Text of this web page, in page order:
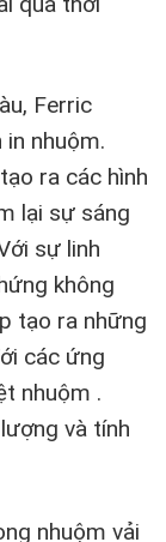
Ferric
nhuộm.
ra các hình
lại sự sáng
sự linh
không
tạo ra những
các ứng
nhuộm .
và tính